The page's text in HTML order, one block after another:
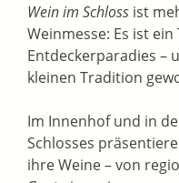
Wein im Schloss ist
Weinmesse: Es ist
Entdeckerparadies –
kleinen Tradition
Im Innenhof und in
Schlosses
ihre Weine – von